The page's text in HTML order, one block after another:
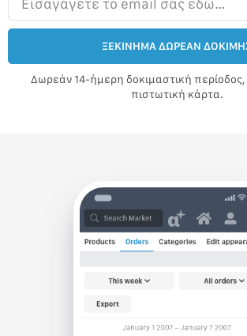
ΞΕΚΙΝΗΜΑ ΔΩΡΕΑΝ
Δωρεάν 14-ήμερη δοκιμαστική περίοδος,
πιστωτική κάρτα.